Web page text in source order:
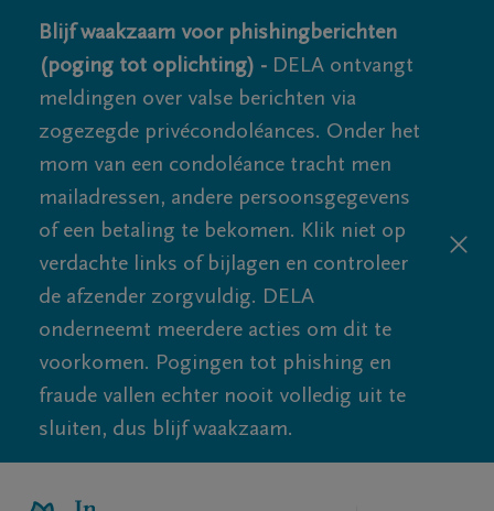
Blijf waakzaam voor phishingberichten
(poging tot oplichting) - DELA ontvangt
meldingen over valse berichten via
zogezegde privécondoléances. Onder het
mom van een condoléance tracht men
mailadressen, andere persoonsgegevens
of een betaling te bekomen. Klik niet op
verdachte links of bijlagen en controleer
de afzender zorgvuldig. DELA
onderneemt meerdere acties om dit te
voorkomen. Pogingen tot phishing en
fraude vallen echter nooit volledig uit te
sluiten, dus blijf waakzaam.